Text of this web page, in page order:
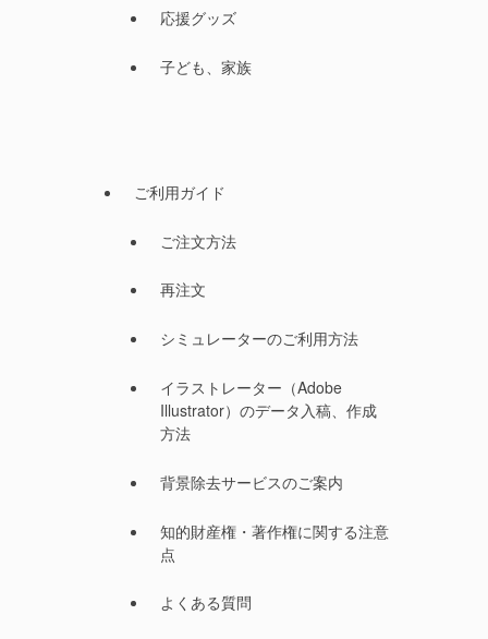
応援グッズ
子ども、家族
ご利用ガイド
ご注文方法
再注文
シミュレーターのご利用方法
イラストレーター（Adobe
Illustrator）のデータ入稿、作成
方法
背景除去サービスのご案内
知的財産権・著作権に関する注意
点
よくある質問